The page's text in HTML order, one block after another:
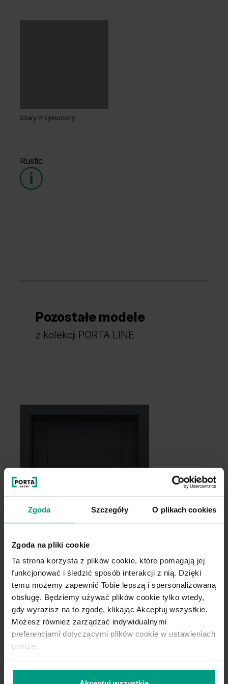
Zgoda Szczegóły O plikach cookies
Zgoda na pliki cookie
Ta strona korzysta z plików cookie, które pomagają jej
funkcjonować i śledzić sposób interakcji z nią. Dzięki
temu możemy zapewnić Tobie lepszą i spersonalizowaną
obsługę. Będziemy używać plików cookie tylko wtedy,
gdy wyrazisz na to zgodę, klikając Akceptuj wszystkie.
Możesz również zarządzać indywidualnymi
preferencjami dotyczącymi plików cookie w ustawieniach
poniżej.
Orzech Naturalny
Szary Przykurzony
Rustic
Hikora Jackson Jasny Hikora Jackson Ciemny
Pozostałe modele
z kolekcji PORTA LINE